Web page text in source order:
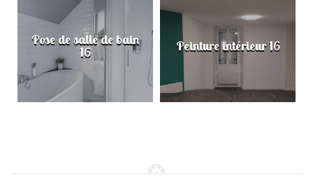
Pose de salle de bain
16 Peinture intérieur 16